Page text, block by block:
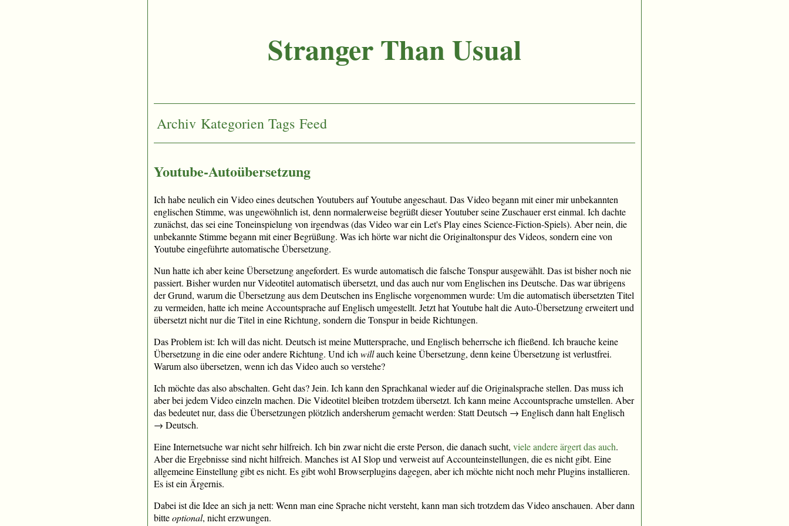
Stranger Than Usual
Archiv Kategorien Tags Feed
Youtube-Autoübersetzung
Ich habe neulich ein Video eines deutschen Youtubers auf Youtube angeschaut. Das Video begann mit einer mir unbekannten
englischen Stimme, was ungewöhnlich ist, denn normalerweise begrüßt dieser Youtuber seine Zuschauer erst einmal. Ich dachte
zunächst, das sei eine Toneinspielung von irgendwas (das Video war ein Let's Play eines Science-Fiction-Spiels). Aber nein, die
unbekannte Stimme begann mit einer Begrüßung. Was ich hörte war nicht die Originaltonspur des Videos, sondern eine von
Youtube eingeführte automatische Übersetzung.
Nun hatte ich aber keine Übersetzung angefordert. Es wurde automatisch die falsche Tonspur ausgewählt. Das ist bisher noch nie
passiert. Bisher wurden nur Videotitel automatisch übersetzt, und das auch nur vom Englischen ins Deutsche. Das war übrigens
der Grund, warum die Übersetzung aus dem Deutschen ins Englische vorgenommen wurde: Um die automatisch übersetzten Titel
zu vermeiden, hatte ich meine Accountsprache auf Englisch umgestellt. Jetzt hat Youtube halt die Auto-Übersetzung erweitert und
übersetzt nicht nur die Titel in eine Richtung, sondern die Tonspur in beide Richtungen.
Das Problem ist: Ich will das nicht. Deutsch ist meine Muttersprache, und Englisch beherrsche ich fließend. Ich brauche keine
Übersetzung in die eine oder andere Richtung. Und ich willauch keine Übersetzung, denn keine Übersetzung ist verlustfrei.
Warum also übersetzen, wenn ich das Video auch so verstehe?
Ich möchte das also abschalten. Geht das? Jein. Ich kann den Sprachkanal wieder auf die Originalsprache stellen. Das muss ich
aber bei jedem Video einzeln machen. Die Videotitel bleiben trotzdem übersetzt. Ich kann meine Accountsprache umstellen. Aber
das bedeutet nur, dass die Übersetzungen plötzlich andersherum gemacht werden: Statt Deutsch → Englisch dann halt Englisch
→ Deutsch.
Eine Internetsuche war nicht sehr hilfreich. Ich bin zwar nicht die erste Person, die danach sucht, viele andere ärgert das auch.
Aber die Ergebnisse sind nicht hilfreich. Manches ist AI Slop und verweist auf Accounteinstellungen, die es nicht gibt. Eine
allgemeine Einstellung gibt es nicht. Es gibt wohl Browserplugins dagegen, aber ich möchte nicht noch mehr Plugins installieren.
Es ist ein Ärgernis.
Dabei ist die Idee an sich ja nett: Wenn man eine Sprache nicht versteht, kann man sich trotzdem das Video anschauen. Aber dann
bitteoptional, nicht erzwungen.